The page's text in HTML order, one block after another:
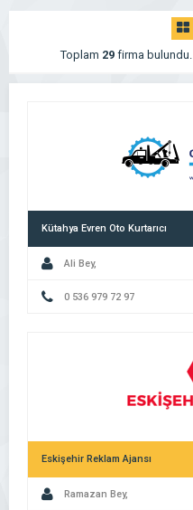
Toplam 29 firma bulundu.
Kütahya Evren Oto Kurtarıcı
Ali Bey,
0 536 979 72 97
Eskişehir Reklam Ajansı
Ramazan Bey,